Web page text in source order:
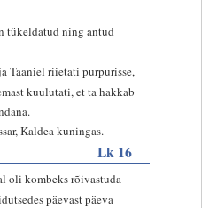
tükeldatud ning antud
Taaniel riietati purpurisse,
kuulutati, et ta hakkab
Kaldea kuningas.
Lk 16
oli kombeks rõivastuda
päevast päeva